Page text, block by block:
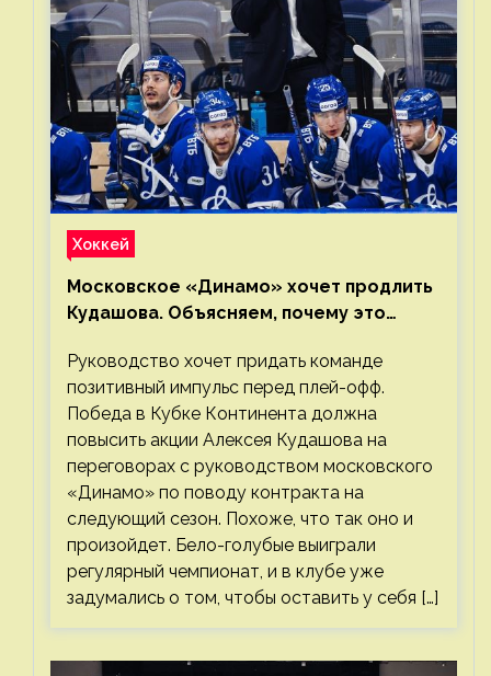
Хоккей
Московское «Динамо» хочет продлить
Кудашова. Объясняем, почему это
Руководство хочет придать команде
позитивный импульс перед плей-офф.
Победа в Кубке Континента должна
повысить акции Алексея Кудашова на
переговорах с руководством московского
«Динамо» по поводу контракта на
следующий сезон. Похоже, что так оно и
произойдет. Бело-голубые выиграли
регулярный чемпионат, и в клубе уже
задумались о том, чтобы оставить у себя […]